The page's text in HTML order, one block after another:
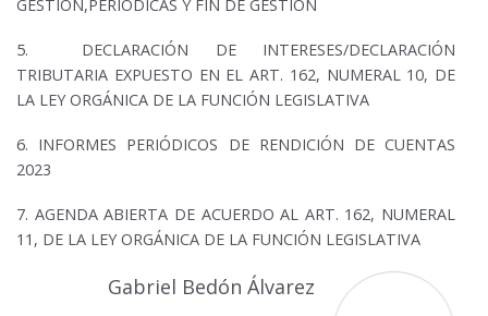
GESTIÓN,PERIÓDICAS Y FIN DE GESTIÓN
5. DECLARACIÓN DE INTERESES/DECLARACIÓN
TRIBUTARIA EXPUESTO EN EL ART. 162, NUMERAL 10, DE
LA LEY ORGÁNICA DE LA FUNCIÓN LEGISLATIVA
6. INFORMES PERIÓDICOS DE RENDICIÓN DE CUENTAS
2023
7. AGENDA ABIERTA DE ACUERDO AL ART. 162, NUMERAL
11, DE LA LEY ORGÁNICA DE LA FUNCIÓN LEGISLATIVA
Gabriel Bedón Álvarez